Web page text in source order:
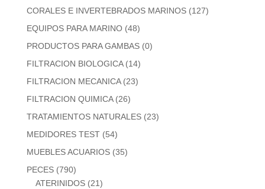
CORALES E INVERTEBRADOS MARINOS (127)
EQUIPOS PARA MARINO (48)
PRODUCTOS PARA GAMBAS (0)
FILTRACION BIOLOGICA (14)
FILTRACION MECANICA (23)
FILTRACION QUIMICA (26)
TRATAMIENTOS NATURALES (23)
MEDIDORES TEST (54)
MUEBLES ACUARIOS (35)
PECES (790)
ATERINIDOS (21)